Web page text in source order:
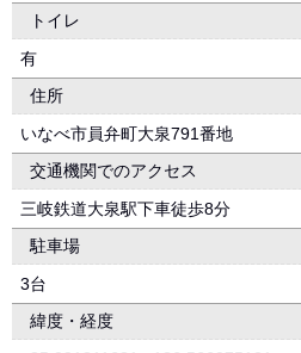
トイレ
有
住所
いなべ市員弁町大泉791番地
交通機関でのアクセス
三岐鉄道大泉駅下車徒歩8分
駐車場
3台
緯度・経度